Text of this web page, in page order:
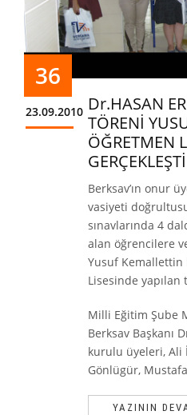
36
23.09.2010 Dr.HASAN
TÖRENİ
ÖĞRETMEN
Berksav’ın onur
vasiyeti
sınavlarında 4
alan öğrencilere
Yusuf Kemallettin
Lisesinde
Milli Eğitim Şube
Berksav Başkanı
kurulu üyeleri, Ali
Gönlügür,
YAZININ